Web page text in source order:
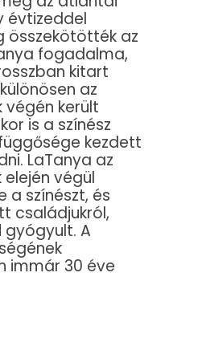
évtizeddel
összekötötték az
fogadalma,
kitart
az
végén került
is a színész
kezdett
LaTanya az
elején végül
a színészt, és
családjukról,
gyógyult. A
immár 30 éve